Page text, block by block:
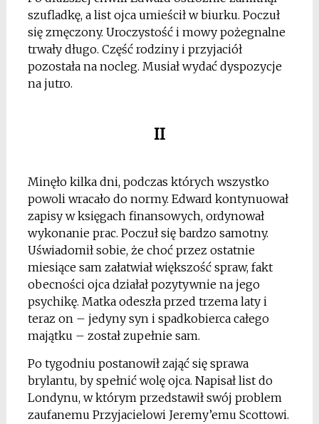
szufladkę, a list ojca umieścił w biurku. Poczuł
się zmęczony. Uroczystość i mowy pożegnalne
trwały długo. Część rodziny i przyjaciół
pozostała na nocleg. Musiał wydać dyspozycje
na jutro.
II
Minęło kilka dni, podczas których wszystko
powoli wracało do normy. Edward kontynuował
zapisy w księgach finansowych, ordynował
wykonanie prac. Poczuł się bardzo samotny.
Uświadomił sobie, że choć przez ostatnie
miesiące sam załatwiał większość spraw, fakt
obecności ojca działał pozytywnie na jego
psychikę. Matka odeszła przed trzema laty i
teraz on – jedyny syn i spadkobierca całego
majątku – został zupełnie sam.
Po tygodniu postanowił zająć się sprawa
brylantu, by spełnić wolę ojca. Napisał list do
Londynu, w którym przedstawił swój problem
zaufanemu Przyjacielowi Jeremy’emu Scottowi.